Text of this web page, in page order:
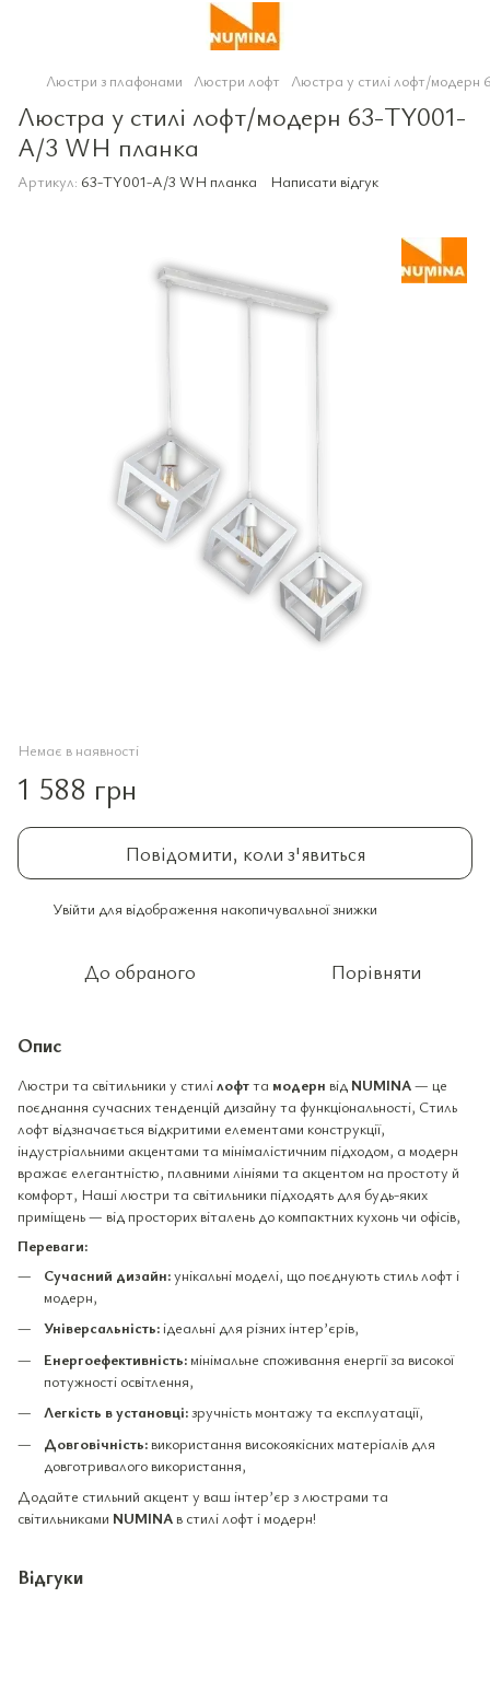
Люстри з плафонами Люстри лофт Люстра у стилі лофт/
Люстра у стилі лофт/модерн 63-TY001-
A/3 WH планка
Артикул: 63-TY001-A/3 WH планка Написати відгук
Немає в наявності
1 588 грн
Повідомити, коли з'явиться
Увійти для відображення накопичувальної знижки
До обраного Порівняти
Опис
Люстри та світильники у стилілофтта модерн від NUMINA— це
поєднання сучасних тенденцій дизайну та функціональності, Стиль
лофт відзначається відкритими елементами конструкції,
індустріальними акцентами та мінімалістичним підходом, а модерн
вражає елегантністю, плавними лініями та акцентом на простоту й
комфорт, Наші люстри та світильники підходять для будь-яких
приміщень — від просторих віталень до компактних кухонь чи офісів,
Переваги:
Сучасний дизайн:унікальні моделі, що поєднують стиль лофт і
модерн,
Універсальність: ідеальні для різних інтер’єрів,
Енергоефективність: мінімальне споживання енергії за високої
потужності освітлення,
Легкість в установці:зручність монтажу та експлуатації,
Довговічність: використання високоякісних матеріалів для
довготривалого використання,
Додайте стильний акцент у ваш інтер’єр з люстрами та
світильниками NUMINA в стилі лофт і модерн!
Відгуки